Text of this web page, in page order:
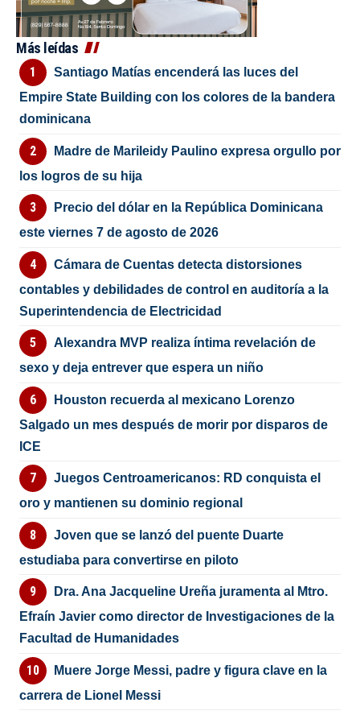
Más leídas
Santiago Matías encenderá las luces del
Empire State Building con los colores de la bandera
dominicana
Madre de Marileidy Paulino expresa orgullo por
los logros de su hija
Precio del dólar en la República Dominicana
este viernes 7 de agosto de 2026
Cámara de Cuentas detecta distorsiones
contables y debilidades de control en auditoría a la
Superintendencia de Electricidad
Alexandra MVP realiza íntima revelación de
sexo y deja entrever que espera un niño
Houston recuerda al mexicano Lorenzo
Salgado un mes después de morir por disparos de
ICE
Juegos Centroamericanos: RD conquista el
oro y mantienen su dominio regional
Joven que se lanzó del puente Duarte
estudiaba para convertirse en piloto
Dra. Ana Jacqueline Ureña juramenta al Mtro.
Efraín Javier como director de Investigaciones de la
Facultad de Humanidades
Muere Jorge Messi, padre y figura clave en la
carrera de Lionel Messi